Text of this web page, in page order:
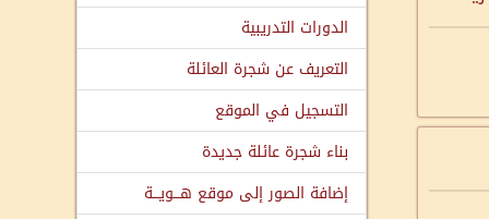
الدورات التدريبية
التعريف عن شجرة العائلة
التسجيل في الموقع
بناء شجرة عائلة جديدة
إضافة الصور إلى موقع هـــويـــة